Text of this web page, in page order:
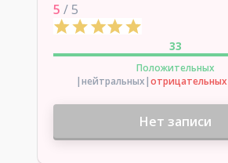
5 / 5
33
Положительных
|нейтральных|отрицательных
Нет записи